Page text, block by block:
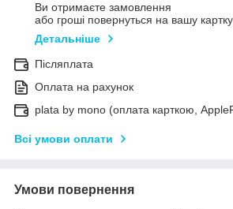
Ви отримаєте замовлення
або гроші повернуться на вашу картку
Детальніше
Післяплата
Оплата на рахунок
plata by mono (оплата карткою,
Всі умови оплати
Умови повернення